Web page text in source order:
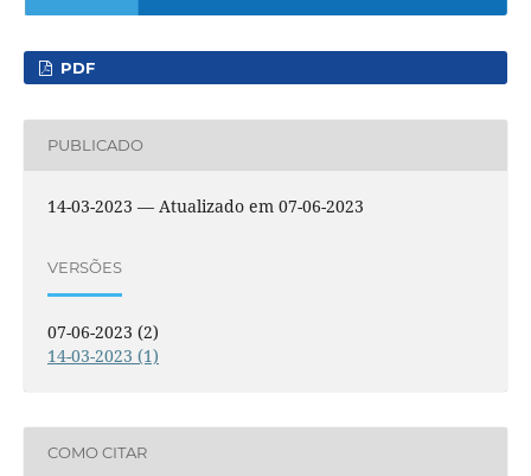
PDF
PUBLICADO
14-03-2023 — Atualizado em 07-06-2023
VERSÕES
07-06-2023 (2)
14-03-2023 (1)
COMO CITAR